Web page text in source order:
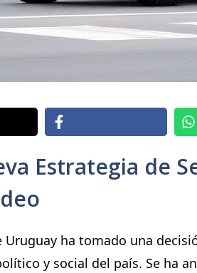
Estrategia de
Uruguay ha tomado una
y social del país. Se ha